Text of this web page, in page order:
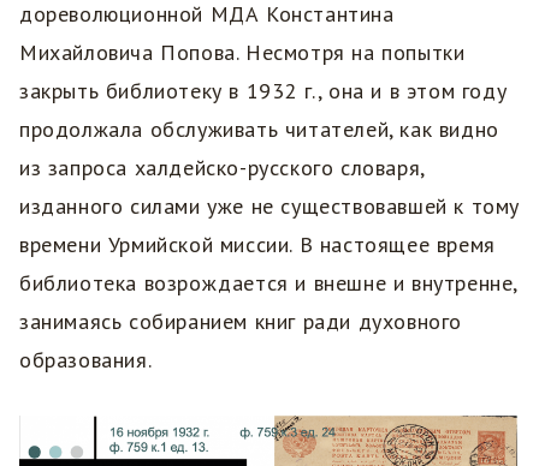
дореволюционной МДА Константина
Михайловича Попова. Несмотря на попытки
закрыть библиотеку в 1932 г., она и в этом году
продолжала обслуживать читателей, как видно
из запроса халдейско-русского словаря,
изданного силами уже не существовавшей к тому
времени Урмийской миссии. В настоящее время
библиотека возрождается и внешне и внутренне,
занимаясь собиранием книг ради духовного
образования.